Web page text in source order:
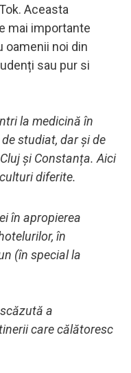
Aceasta
mai importante
oamenii noi din
sau pur si
la medicină în
studiat, dar și de
și Constanța. Aici
diferite.
în apropierea
în
(în special la
a
care călătoresc